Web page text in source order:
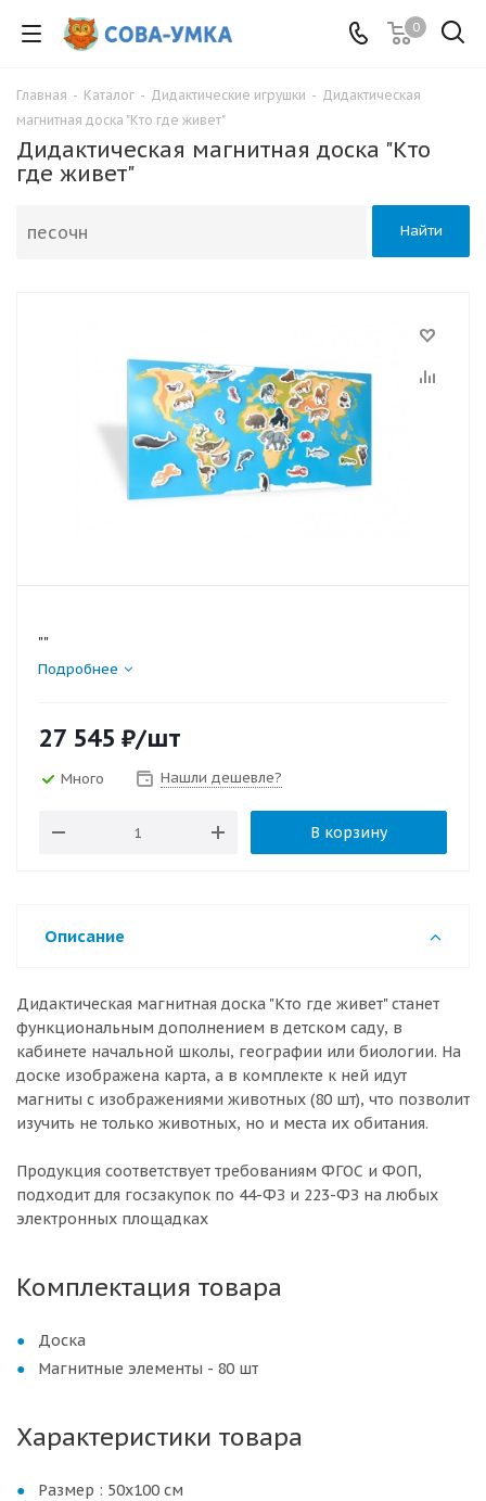
0
Главная - Каталог - Дидактические игрушки - Дидактическая
магнитная доска "Кто где живет"
Дидактическая магнитная доска "Кто
где живет"
Найти
""
Подробнее
27 545 ₽/шт
Много Нашли дешевле?
В корзину
Описание
Дидактическая магнитная доска "Кто где живет" станет
функциональным дополнением в детском саду, в
кабинете начальной школы, географии или биологии. На
доске изображена карта, а в комплекте к ней идут
магниты с изображениями животных (80 шт), что позволит
изучить не только животных, но и места их обитания.
Продукция соответствует требованиям ФГОС и ФОП,
подходит для госзакупок по 44-ФЗ и 223-ФЗ на любых
электронных площадках
Комплектация товара
Доска
Магнитные элементы - 80 шт
Характеристики товара
Размер : 50х100 см